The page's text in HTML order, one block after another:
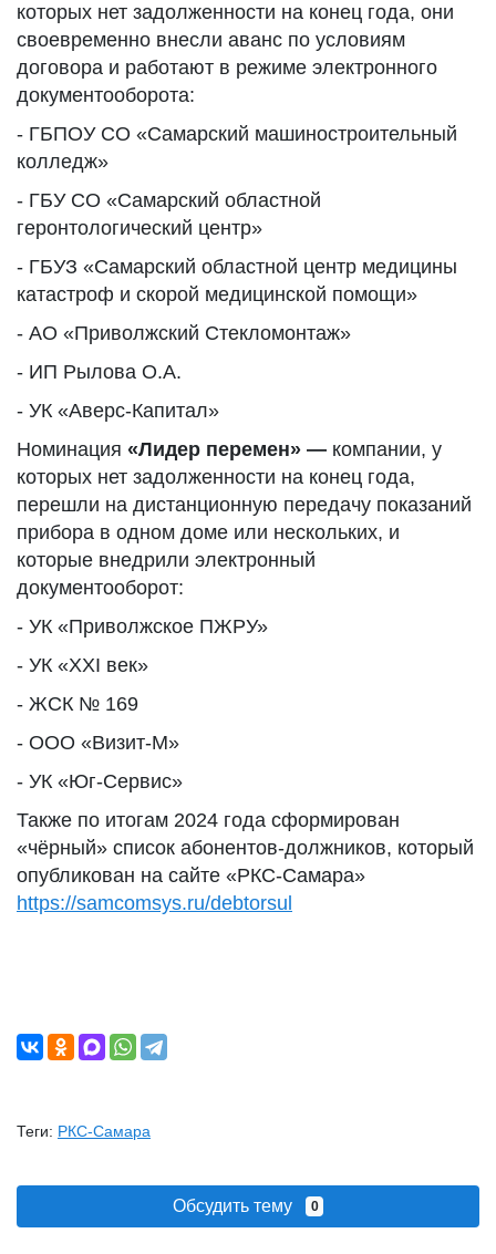
которых нет задолженности на конец года, они
своевременно внесли аванс по условиям
договора и работают в режиме электронного
документооборота:
- ГБПОУ СО «Самарский машиностроительный
колледж»
- ГБУ СО «Самарский областной
геронтологический центр»
- ГБУЗ «Самарский областной центр медицины
катастроф и скорой медицинской помощи»
- АО «Приволжский Стекломонтаж»
- ИП Рылова О.А.
- УК «Аверс-Капитал»
Номинация «Лидер перемен» — компании, у
которых нет задолженности на конец года,
перешли на дистанционную передачу показаний
прибора в одном доме или нескольких, и
которые внедрили электронный
документооборот:
- УК «Приволжское ПЖРУ»
- УК «XXI век»
- ЖСК № 169
- ООО «Визит-М»
- УК «Юг-Сервис»
Также по итогам 2024 года сформирован
«чёрный» список абонентов-должников, который
опубликован на сайте «РКС-Самара»
https://samcomsys.ru/debtorsul
Теги: РКС-Самара
Обсудить тему 0